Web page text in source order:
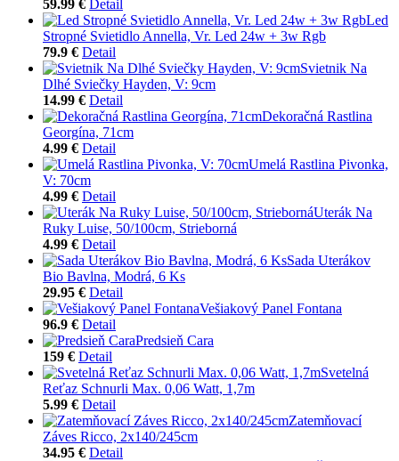
59.99 € Detail
Led
Stropné Svietidlo Annella, Vr. Led 24w + 3w Rgb
79.9 € Detail
Svietnik Na
Dlhé Sviečky Hayden, V: 9cm
14.99 € Detail
Dekoračná Rastlina
Georgína, 71cm
4.99 € Detail
Umelá Rastlina Pivonka,
V: 70cm
4.99 € Detail
Uterák Na
Ruky Luise, 50/100cm, Strieborná
4.99 € Detail
Sada Uterákov
Bio Bavlna, Modrá, 6 Ks
29.95 € Detail
Vešiakový Panel Fontana
96.9 € Detail
Predsieň Cara
159 € Detail
Svetelná
Reťaz Schnurli Max. 0,06 Watt, 1,7m
5.99 € Detail
Zatemňovací
Záves Ricco, 2x140/245cm
34.95 € Detail